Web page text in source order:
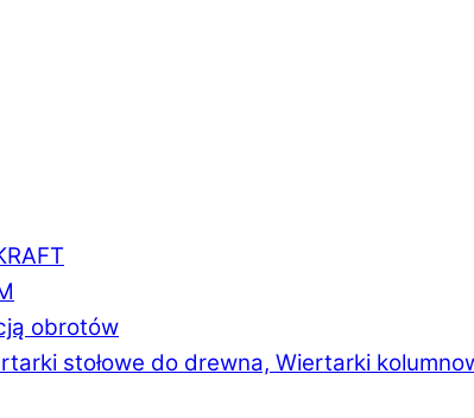
obrotów
stołowe do drewna, Wiertarki